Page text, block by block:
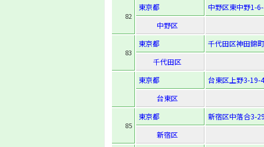
82
東京都
中野区東中野1-
中野区
83
東京都
千代田区神田錦
千代田区
東京都
台東区上野3-19-4
台東区
85
東京都
新宿区中落合3-
新宿区